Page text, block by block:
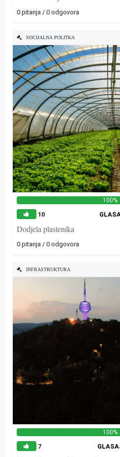
0 pitanja / 0 odgovora
SOCIJALNA POLITKA
100%
10
Dodjela plastenika
0 pitanja / 0 odgovora
INFRASTRUKTURA
100%
7